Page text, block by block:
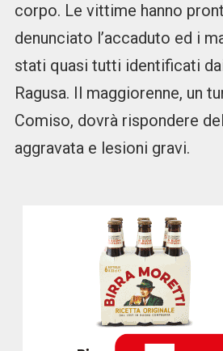
corpo. Le vittime hanno
denunciato l’accaduto ed i
stati quasi tutti identificati
Ragusa. Il maggiorenne, un
Comiso, dovrà rispondere
aggravata e lesioni gravi.